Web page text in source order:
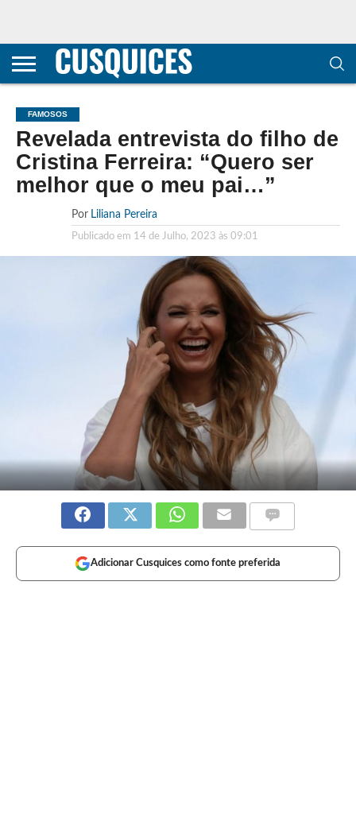
CONTACTOS
HOME
POLÍTICA DE
E COOKIES
SOBRE
TERMOS E
TRANSPARÊNCIA
METODOLOGIA
FAMOSOS
Revelada entrevista do filho de
Cristina Ferreira: “Quero ser
melhor que o meu pai…”
Por Liliana Pereira
Publicado em 14 de Julho, 2023 às 09:01
Adicionar Cusquices como fonte preferida